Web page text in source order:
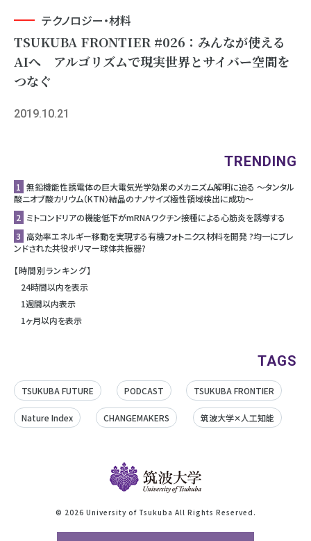
テクノロジー・材料
TSUKUBA FRONTIER #026：みんなが使える
AIへ アルゴリズムで現実世界とサイバー空間を
つなぐ
2019.10.21
TRENDING
1 無鉛機能性誘電体の巨大電気光学効果のメカニズム解明に迫る ～タンタル
酸ニオブ酸カリウム（KTN）結晶のナノサイズ極性領域検出に成功～
2 ミトコンドリアの機能低下がmRNAワクチン接種による心筋炎を誘導する
3 高効率エネルギー移動を実現する有機フォトニクス材料を開発 ?均一にブレ
ンドされた共役ポリマー球体共振器?
【時間別ランキング】
24時間以内を表示
1週間以内表示
1ヶ月以内を表示
TAGS
TSUKUBA FUTURE PODCAST TSUKUBA FRONTIER
Nature Index CHANGEMAKERS 筑波大学✕人工知能
© 2026 University of Tsukuba All Rights Reserved.